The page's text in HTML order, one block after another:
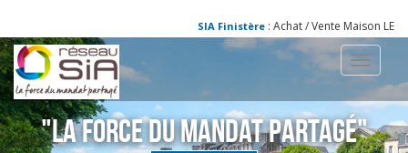
SIA Finistère: Achat / Vente Maison LE
Toggle
"La Force du Mandat partagé"